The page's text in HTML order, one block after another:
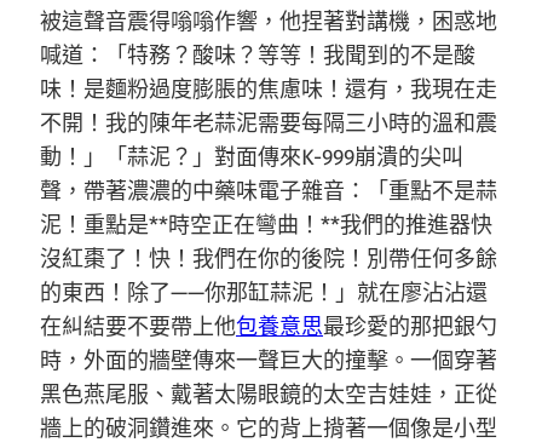
被這聲音震得嗡嗡作響，他捏著對講機，困惑地
喊道：「特務？酸味？等等！我聞到的不是酸
味！是麵粉過度膨脹的焦慮味！還有，我現在走
不開！我的陳年老蒜泥需要每隔三小時的溫和震
動！」「蒜泥？」對面傳來K-999崩潰的尖叫
聲，帶著濃濃的中藥味電子雜音：「重點不是蒜
泥！重點是**時空正在彎曲！**我們的推進器快
沒紅棗了！快！我們在你的後院！別帶任何多餘
的東西！除了——你那缸蒜泥！」就在廖沾沾還
在糾結要不要帶上他包養意思最珍愛的那把銀勺
時，外面的牆壁傳來一聲巨大的撞擊。一個穿著
黑色燕尾服、戴著太陽眼鏡的太空吉娃娃，正從
牆上的破洞鑽進來。它的背上揹著一個像是小型